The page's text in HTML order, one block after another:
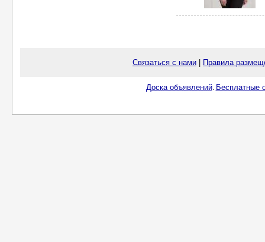
Связаться с нами Правила
Доска объявлений. Бесплатные